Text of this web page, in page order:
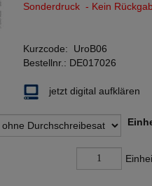
Sonderdruck - Kein
Kurzcode: UroB06
Bestellnr.: DE017026
jetzt digital aufklären